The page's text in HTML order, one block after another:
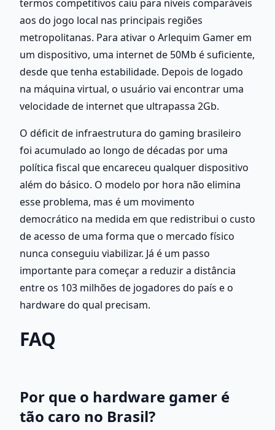
termos competitivos caiu para níveis comparáveis
aos do jogo local nas principais regiões
metropolitanas. Para ativar o Arlequim Gamer em
um dispositivo, uma internet de 50Mb é suficiente,
desde que tenha estabilidade. Depois de logado
na máquina virtual, o usuário vai encontrar uma
velocidade de internet que ultrapassa 2Gb.
O déficit de infraestrutura do gaming brasileiro
foi acumulado ao longo de décadas por uma
política fiscal que encareceu qualquer dispositivo
além do básico. O modelo por hora não elimina
esse problema, mas é um movimento
democrático na medida em que redistribui o custo
de acesso de uma forma que o mercado físico
nunca conseguiu viabilizar. Já é um passo
importante para começar a reduzir a distância
entre os 103 milhões de jogadores do país e o
hardware do qual precisam.
FAQ
Por que o hardware gamer é
tão caro no Brasil?